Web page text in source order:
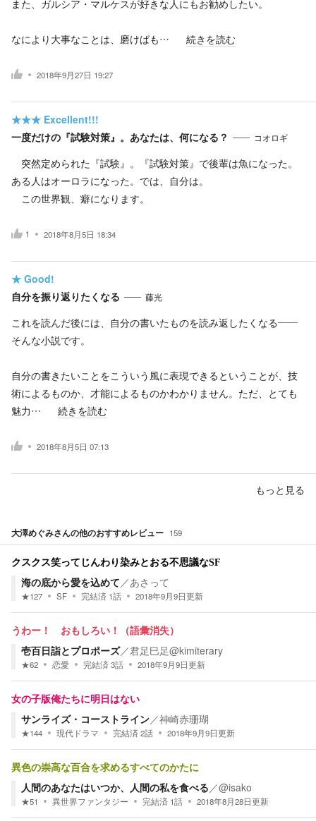
また、ガルシア・マルケスが好きな人にもお勧めしたい。
なにより大事なことは、磨けばも… 続きを読む
2018年9月27日 19:27
★★★ Excellent!!!
一度だけの『試験対策』。あなたは、何になる？
コオロギ
突然定められた『試験』。『試験対策』で後輩は魚になった。
ある人はオーロラになった。では、自分は。
この世界観、癖になります。
1 2018年8月5日 18:34
★ Good!
自分を振り返りたくなる
藤光
これを読んだ後には、自分の書いたものを読み返したくなる――
そんな小説です。
自分の書きたいことをこういう風に表現できるということが、技
術によるものか、才能によるものかわかりません。ただ、とても
魅力…
続きを読む
2018年8月5日 07:13
もっと見る
大澤めぐみさんの他のおすすめレビュー 159
クスクス笑ってじんわり染みとおる不思議なSF
海の底から愛を込めて ／あさって
★127 SF 完結済 1話 2018年9月9日更新
うわー！ おもしろい！（語彙消失）
壱百日詣とプロポーズ／君足巳足@kimiterary
★62 恋愛 完結済3話 2018年9月9日更新
女の子版俺たちに明日はない
サンライズ・コーストライン／神崎赤珊瑚
★144 現代ドラマ 完結済2話 2018年9月9日更新
異色の崇高な百合を求めるすべてのかたに
人間のあなたはいつか、人間の私を食べる ／@isako
★51 異世界ファンタジー 完結済 1話 2018年8月28日更新